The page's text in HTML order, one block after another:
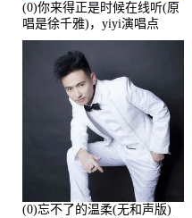
(0)你来得正是时候在线听(原
唱是徐千雅)，yiyi演唱点
播:21991次
(0)忘不了的温柔(无和声版)